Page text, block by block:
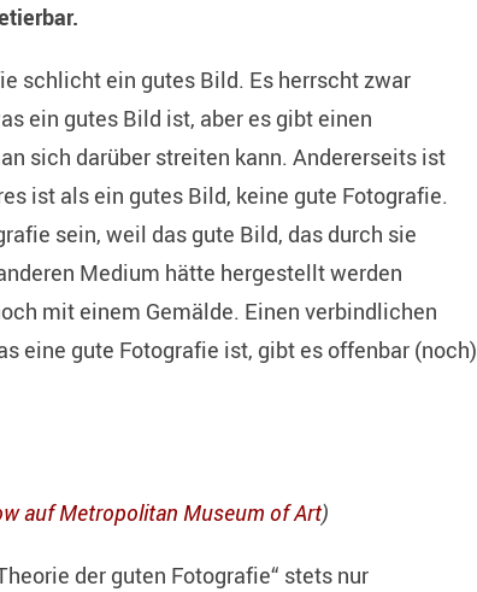
schlicht ein gutes Bild. Es herrscht zwar
ein gutes Bild ist, aber es gibt einen
sich darüber streiten kann. Andererseits ist
ist als ein gutes Bild, keine gute Fotografie.
sein, weil das gute Bild, das durch sie
Medium hätte hergestellt werden
mit einem Gemälde. Einen verbindlichen
eine gute Fotografie ist, gibt es offenbar (noch)
auf Metropolitan Museum of Art)
der guten Fotografie“ stets nur